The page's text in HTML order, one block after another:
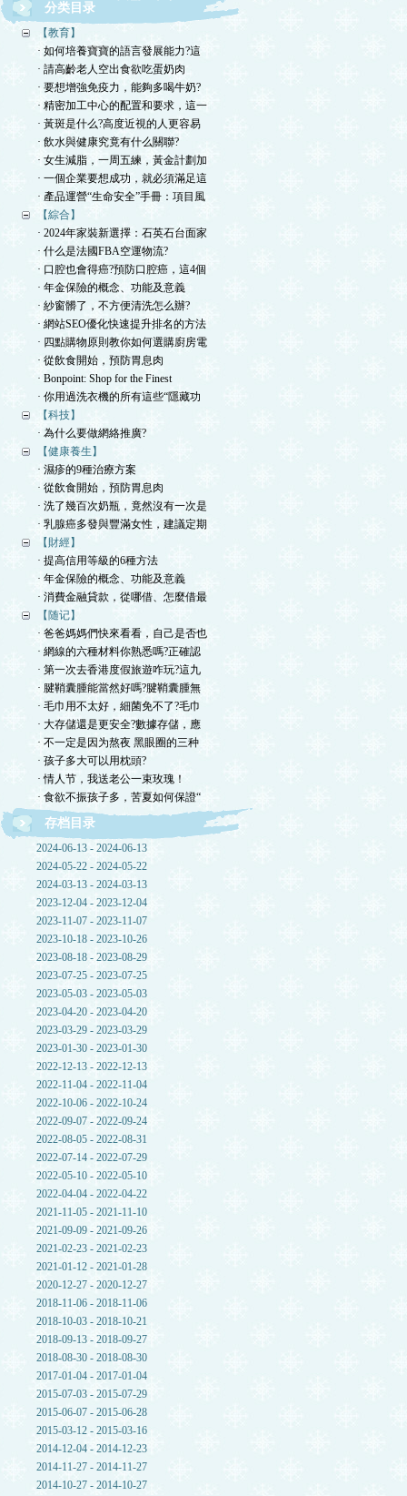
分类目录
【教育】
· 如何培養寶寶的語言發展能力?這
· 請高齡老人空出食欲吃蛋奶肉
· 要想增強免疫力，能夠多喝牛奶?
· 精密加工中心的配置和要求，這一
· 黃斑是什么?高度近視的人更容易
· 飲水與健康究竟有什么關聯?
· 女生減脂，一周五練，黃金計劃加
· 一個企業要想成功，就必須滿足這
· 產品運營“生命安全”手冊：項目風
【綜合】
· 2024年家裝新選擇：石英石台面家
· 什么是法國FBA空運物流?
· 口腔也會得癌?預防口腔癌，這4個
· 年金保險的概念、功能及意義
· 紗窗髒了，不方便清洗怎么辦?
· 網站SEO優化快速提升排名的方法
· 四點購物原則教你如何選購廚房電
· 從飲食開始，預防胃息肉
· Bonpoint: Shop for the Finest
· 你用過洗衣機的所有這些“隱藏功
【科技】
· 為什么要做網絡推廣?
【健康養生】
· 濕疹的9種治療方案
· 從飲食開始，預防胃息肉
· 洗了幾百次奶瓶，竟然沒有一次是
· 乳腺癌多發與豐滿女性，建議定期
【財經】
· 提高信用等級的6種方法
· 年金保險的概念、功能及意義
· 消費金融貸款，從哪借、怎麼借最
【随记】
· 爸爸媽媽們快來看看，自己是否也
· 網線的六種材料你熟悉嗎?正確認
· 第一次去香港度假旅遊咋玩?這九
· 腱鞘囊腫能當然好嗎?腱鞘囊腫無
· 毛巾用不太好，細菌免不了?毛巾
· 大存儲還是更安全?數據存儲，應
· 不一定是因为熬夜 黑眼圈的三种
· 孩子多大可以用枕頭?
· 情人节，我送老公一束玫瑰！
· 食欲不振孩子多，苦夏如何保證“
存档目录
2024-06-13 - 2024-06-13
2024-05-22 - 2024-05-22
2024-03-13 - 2024-03-13
2023-12-04 - 2023-12-04
2023-11-07 - 2023-11-07
2023-10-18 - 2023-10-26
2023-08-18 - 2023-08-29
2023-07-25 - 2023-07-25
2023-05-03 - 2023-05-03
2023-04-20 - 2023-04-20
2023-03-29 - 2023-03-29
2023-01-30 - 2023-01-30
2022-12-13 - 2022-12-13
2022-11-04 - 2022-11-04
2022-10-06 - 2022-10-24
2022-09-07 - 2022-09-24
2022-08-05 - 2022-08-31
2022-07-14 - 2022-07-29
2022-05-10 - 2022-05-10
2022-04-04 - 2022-04-22
2021-11-05 - 2021-11-10
2021-09-09 - 2021-09-26
2021-02-23 - 2021-02-23
2021-01-12 - 2021-01-28
2020-12-27 - 2020-12-27
2018-11-06 - 2018-11-06
2018-10-03 - 2018-10-21
2018-09-13 - 2018-09-27
2018-08-30 - 2018-08-30
2017-01-04 - 2017-01-04
2015-07-03 - 2015-07-29
2015-06-07 - 2015-06-28
2015-03-12 - 2015-03-16
2014-12-04 - 2014-12-23
2014-11-27 - 2014-11-27
2014-10-27 - 2014-10-27